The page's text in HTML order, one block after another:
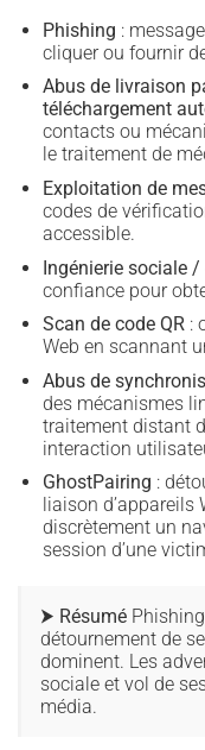
Phishing :
cliquer ou fournir
Abus de livraison
téléchargement
contacts ou
le traitement de
Exploitation de
codes de
accessible.
Ingénierie sociale
confiance pour
Scan de code QR:
Web en scannant
Abus de
des mécanismes
traitement distant
interaction
GhostPairing :
liaison
discrètement un
session d’une
⮞ Résumé
détournement de
dominent. Les
sociale et vol de
média.